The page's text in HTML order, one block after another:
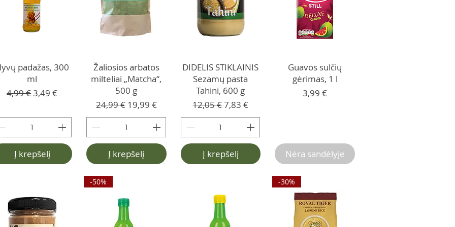
padažas, 300
ml
Įprastinė kaina
4,99 €Pardavimo kaina
3,49 €
Į krepšelį
Žaliosios arbatos
milteliai „Matcha“,
500 g
Įprastinė kaina
24,99 € Pardavimo kaina
19,99 €
Į krepšelį
DIDELIS STIKLAINIS
Sezamų pasta
Tahini, 600 g
Įprastinė kaina
12,05 €Pardavimo kaina
7,83 €
Į krepšelį
Guavos sulčių
gėrimas, 1 l
Kaina
3,99 €
Nėra sandėlyje
-50% -30%